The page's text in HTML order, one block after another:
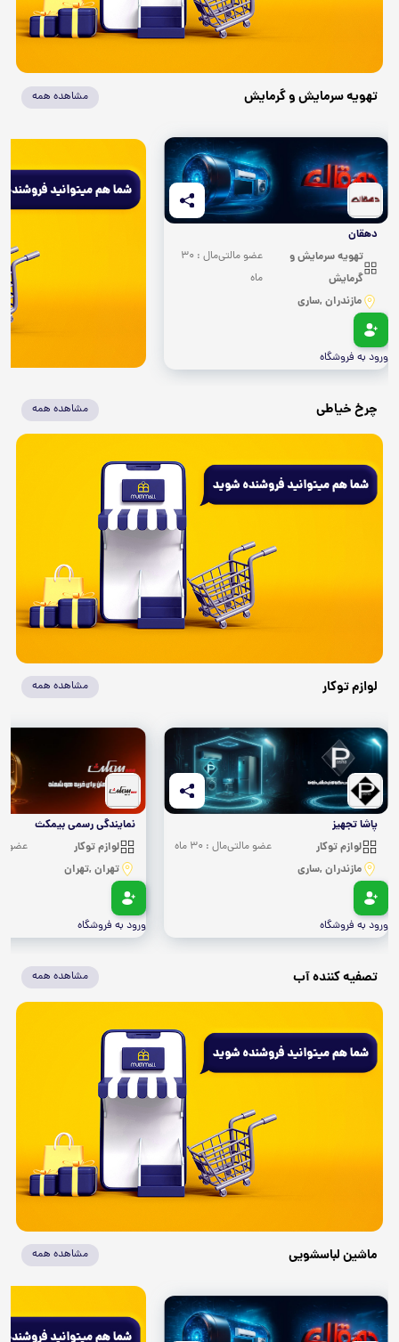
تهویه سرمایش و گرمایش مشاهده همه
دهقان
تهویه سرمایش و
گرمایش
مازندران ,ساری
عضو مالتی‌مال : 30
ماه
ورود به فروشگاه
چرخ خیاطی مشاهده همه
لوازم توکار مشاهده همه
پاشا تجهیز
لوازم توکار
مازندران ,ساری
عضو مالتی‌مال : 30 ماه
ورود به فروشگاه
نمایندگی رسمی بیمکث
لوازم توکار
تهران ,تهران
عضو
ورود به فروشگاه
تصفیه کننده آب مشاهده همه
ماشین لباسشویی مشاهده همه